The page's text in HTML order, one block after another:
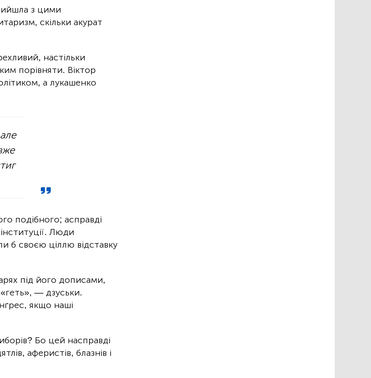
з цими
скільки акурат
настільки
порівняти. Віктор
а лукашенко
подібного; асправді
Люди
б своєю ціллю відставку
під його дописами,
— дзуськи.
якщо наші
Бо цей насправді
аферистів, блазнів і